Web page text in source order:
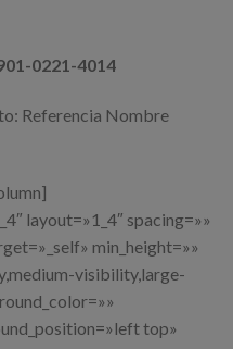
0221-4014
Referencia Nombre
layout=»1_4″ spacing=»»
min_height=»»
visibility,large-
top»